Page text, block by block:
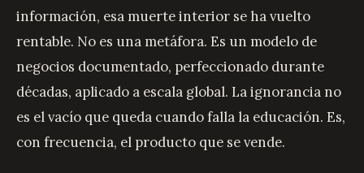
información, esa muerte interior se ha vuelto
rentable. No es una metáfora. Es un modelo de
negocios documentado, perfeccionado durante
décadas, aplicado a escala global. La ignorancia no
es el vacío que queda cuando falla la educación. Es,
con frecuencia, el producto que se vende.